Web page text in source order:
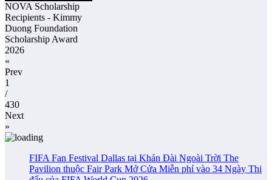
NOVA Scholarship
Recipients - Kimmy
Duong Foundation
Scholarship Award
2026
«
Prev
1
/
430
Next
»
FIFA Fan Festival Dallas tại Khán Đài Ngoài Trời The
Pavilion thuộc Fair Park Mở Cửa Miễn phí vào 34 Ngày Thi